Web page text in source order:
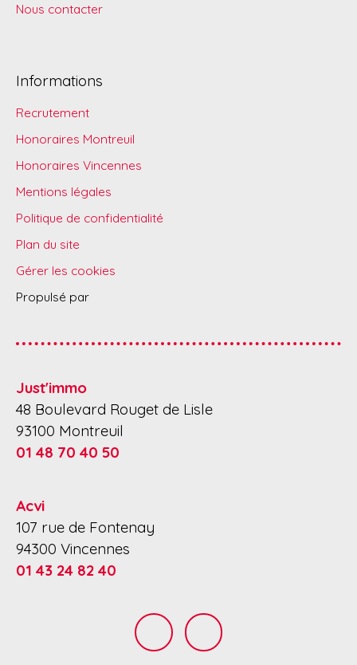
Nous contacter
Informations
Recrutement
Honoraires Montreuil
Honoraires Vincennes
Mentions légales
Politique de confidentialité
Plan du site
Gérer les cookies
Propulsé par
Just'immo
48 Boulevard Rouget de Lisle
93100 Montreuil
01 48 70 40 50
Acvi
107 rue de Fontenay
94300 Vincennes
01 43 24 82 40